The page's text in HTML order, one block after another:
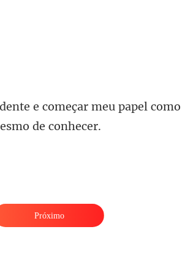
e começar meu papel como
Próximo